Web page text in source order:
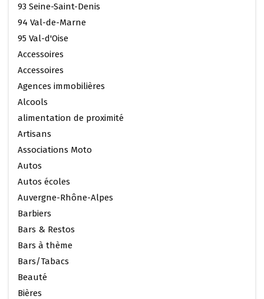
93 Seine-Saint-Denis
94 Val-de-Marne
95 Val-d'Oise
Accessoires
Accessoires
Agences immobilières
Alcools
alimentation de proximité
Artisans
Associations Moto
Autos
Autos écoles
Auvergne-Rhône-Alpes
Barbiers
Bars & Restos
Bars à thème
Bars/Tabacs
Beauté
Bières